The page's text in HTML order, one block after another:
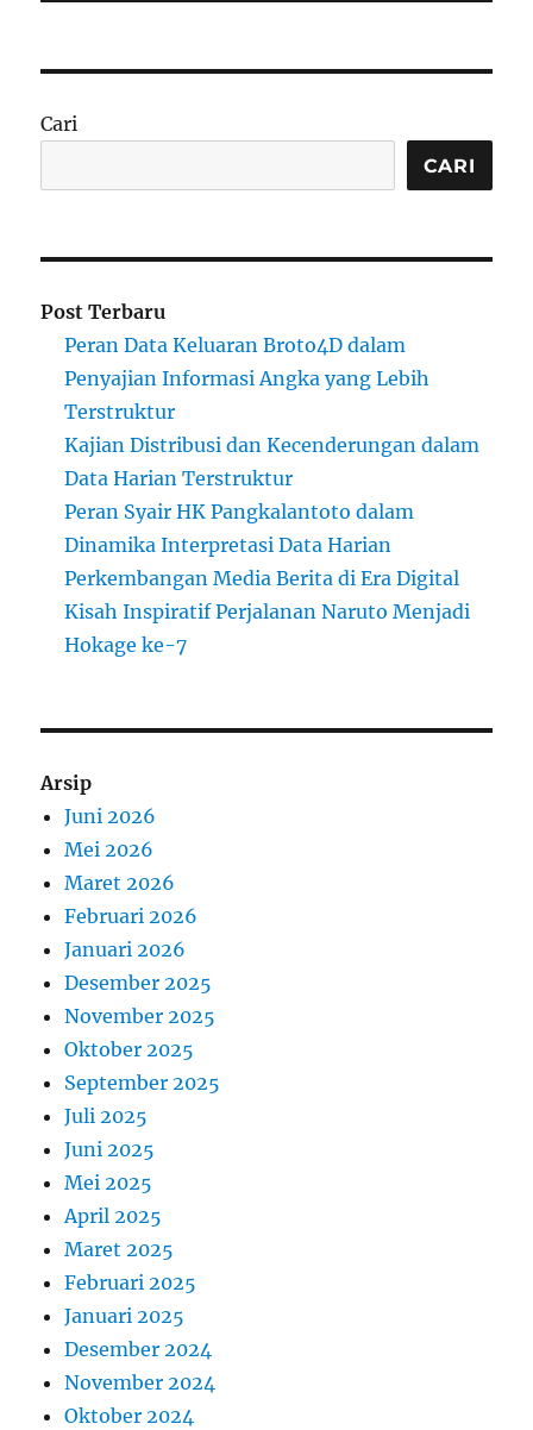
Cari
CARI
Post Terbaru
Peran Data Keluaran Broto4D dalam
Penyajian Informasi Angka yang Lebih
Terstruktur
Kajian Distribusi dan Kecenderungan dalam
Data Harian Terstruktur
Peran Syair HK Pangkalantoto dalam
Dinamika Interpretasi Data Harian
Perkembangan Media Berita di Era Digital
Kisah Inspiratif Perjalanan Naruto Menjadi
Hokage ke-7
Arsip
Juni 2026
Mei 2026
Maret 2026
Februari 2026
Januari 2026
Desember 2025
November 2025
Oktober 2025
September 2025
Juli 2025
Juni 2025
Mei 2025
April 2025
Maret 2025
Februari 2025
Januari 2025
Desember 2024
November 2024
Oktober 2024